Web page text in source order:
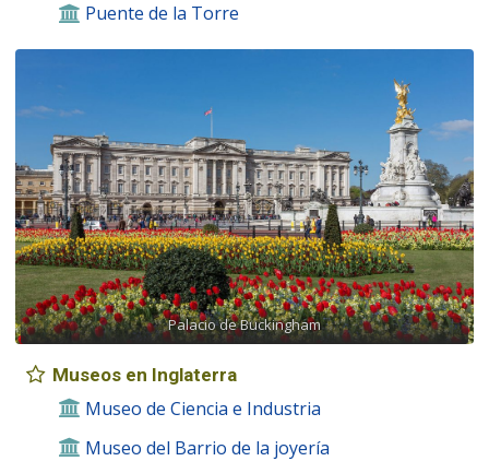
Puente de la Torre
Palacio de Buckingham
Museos en Inglaterra
Museo de Ciencia e Industria
Museo del Barrio de la joyería